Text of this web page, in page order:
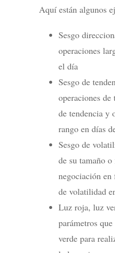
Aquí están algunos
Sesgo
operaciones
el día
Sesgo de
operaciones de
de tendencia y
rango en días
Sesgo de
de su tamaño
negociación
de volatilidad
Luz roja, luz
parámetros
verde para